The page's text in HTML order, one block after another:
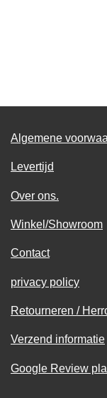
Algemene
Levertijd
Over ons.
Winkel/Showroom
Contact
privacy policy
Retourneren /
Verzend informatie
Google Review